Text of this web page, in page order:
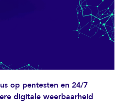
op pentesten en 24/7
digitale weerbaarheid